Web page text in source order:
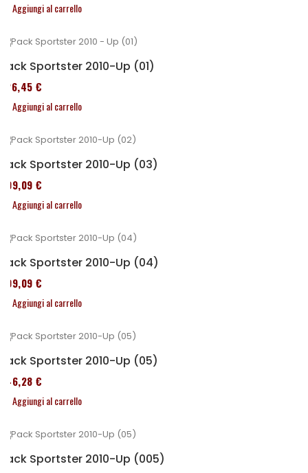
Aggiungi al carrello
Pack Sportster 2010-Up (01)
326,45 €
Aggiungi al carrello
Pack Sportster 2010-Up (03)
409,09 €
Aggiungi al carrello
Pack Sportster 2010-Up (04)
409,09 €
Aggiungi al carrello
Pack Sportster 2010-Up (05)
246,28 €
Aggiungi al carrello
Pack Sportster 2010-Up (005)